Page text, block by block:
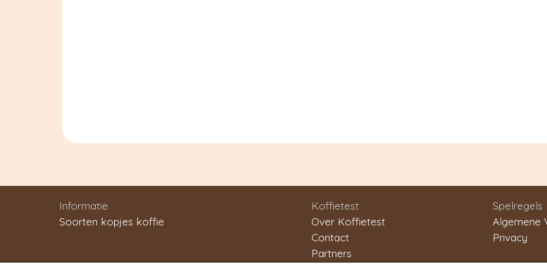
Informatie
Soorten kopjes koffie
Koffietest
Over Koffietest
Contact
Partners
Spelregels
Algemene
Privacy